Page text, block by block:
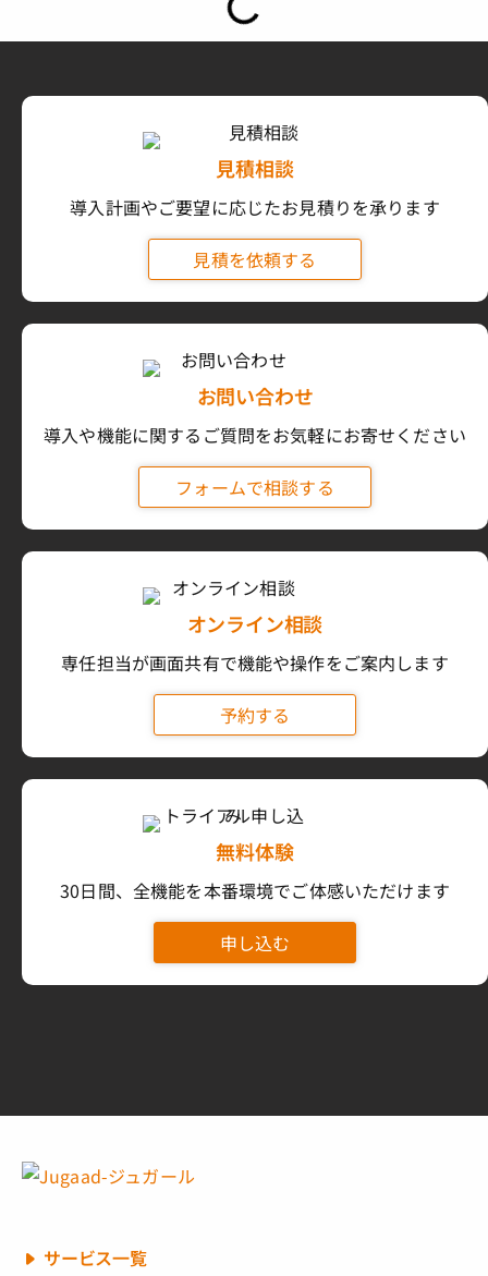
見積相談
導入計画やご要望に応じたお見積りを承ります
見積を依頼する
お問い合わせ
導入や機能に関するご質問をお気軽にお寄せください
フォームで相談する
オンライン相談
専任担当が画面共有で機能や操作をご案内します
予約する
無料体験
30日間、全機能を本番環境でご体感いただけます
申し込む
サービス一覧